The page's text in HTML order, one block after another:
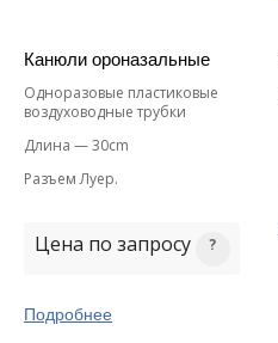
Канюли ороназальные
Одноразовые пластиковые
воздуховодные трубки
Длина — 30cm
Разъем Луер.
Цена по запросу
Подробнее